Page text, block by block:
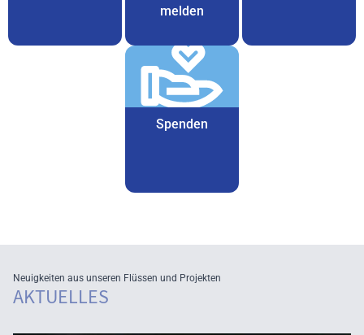
melden
Spenden
Neuigkeiten aus unseren Flüssen und Projekten
AKTUELLES